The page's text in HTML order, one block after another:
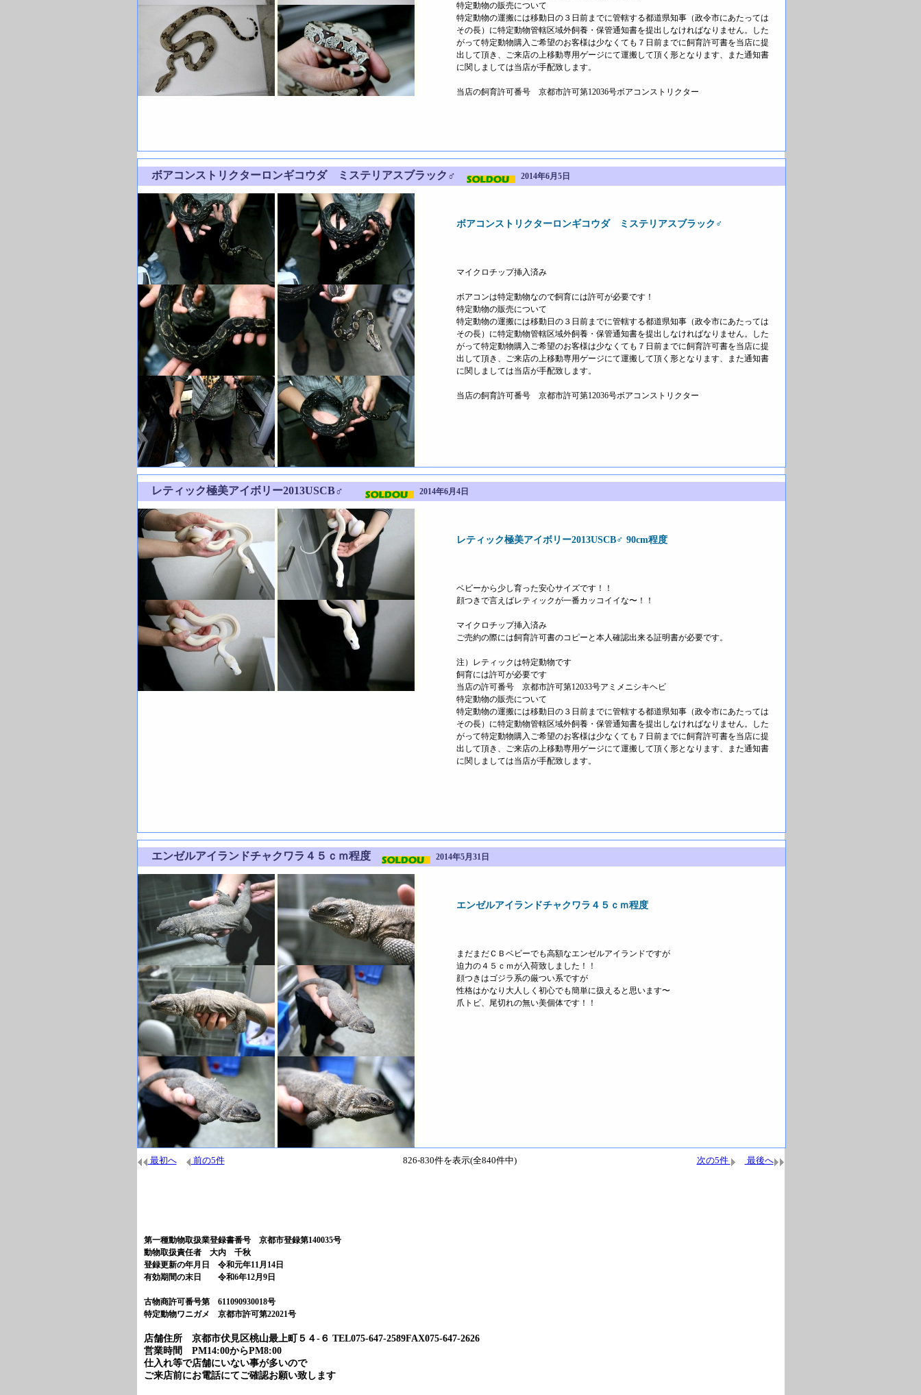
特定動物の販売について
特定動物の運搬には移動日の３日前までに管轄する都道県知事（政令市にあたっては
その長）に特定動物管轄区域外飼養・保管通知書を提出しなければなりません。した
がって特定動物購入ご希望のお客様は少なくても７日前までに飼育許可書を当店に提
出して頂き、ご来店の上移動専用ゲージにて運搬して頂く形となります、また通知書
に関しましては当店が手配致します。
当店の飼育許可番号 京都市許可第12036号ボアコンストリクター
ボアコンストリクターロンギコウダ ミステリアスブラック♂ 2014年6月5日
ボアコンストリクターロンギコウダ ミステリアスブラック♂
マイクロチップ挿入済み
ボアコンは特定動物なので飼育には許可が必要です！
特定動物の販売について
特定動物の運搬には移動日の３日前までに管轄する都道県知事（政令市にあたっては
その長）に特定動物管轄区域外飼養・保管通知書を提出しなければなりません。した
がって特定動物購入ご希望のお客様は少なくても７日前までに飼育許可書を当店に提
出して頂き、ご来店の上移動専用ゲージにて運搬して頂く形となります、また通知書
に関しましては当店が手配致します。
当店の飼育許可番号 京都市許可第12036号ボアコンストリクター
レティック極美アイボリー2013USCB♂ 2014年6月4日
レティック極美アイボリー2013USCB♂ 90cm程度
ベビーから少し育った安心サイズです！！
顔つきで言えばレティックが一番カッコイイな〜！！
マイクロチップ挿入済み
ご売約の際には飼育許可書のコピーと本人確認出来る証明書が必要です。
注）レティックは特定動物です
飼育には許可が必要です
当店の許可番号 京都市許可第12033号アミメニシキヘビ
特定動物の販売について
特定動物の運搬には移動日の３日前までに管轄する都道県知事（政令市にあたっては
その長）に特定動物管轄区域外飼養・保管通知書を提出しなければなりません。した
がって特定動物購入ご希望のお客様は少なくても７日前までに飼育許可書を当店に提
出して頂き、ご来店の上移動専用ゲージにて運搬して頂く形となります、また通知書
に関しましては当店が手配致します。
エンゼルアイランドチャクワラ４５ｃｍ程度 2014年5月31日
エンゼルアイランドチャクワラ４５ｃｍ程度
まだまだＣＢベビーでも高額なエンゼルアイランドですが
迫力の４５ｃｍが入荷致しました！！
顔つきはゴジラ系の厳つい系ですが
性格はかなり大人しく初心でも簡単に扱えると思います〜
爪トビ、尾切れの無い美個体です！！
最初へ 前の5件 826-830件を表示(全840件中) 次の5件 最後へ
第一種動物取扱業登録書番号 京都市登録第140035号
動物取扱責任者 大内 千秋
登録更新の年月日 令和元年11月14日
有効期間の末日 令和6年12月9日
古物商許可番号第 611090930018号
特定動物ワニガメ 京都市許可第22021号
店舗住所 京都市伏見区桃山最上町５４-６ TEL075-647-2589FAX075-647-2626
営業時間 PM14:00からPM8:00
仕入れ等で店舗にいない事が多いので
ご来店前にお電話にてご確認お願い致します